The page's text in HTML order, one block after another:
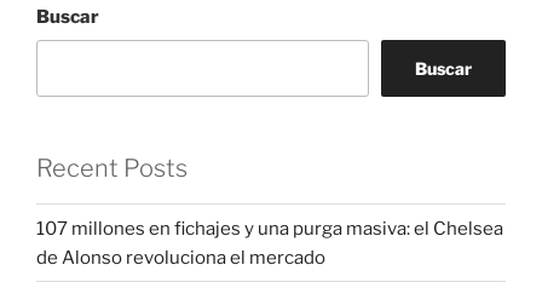
Buscar
Buscar
Recent Posts
107 millones en fichajes y una purga masiva: el Chelsea
de Alonso revoluciona el mercado